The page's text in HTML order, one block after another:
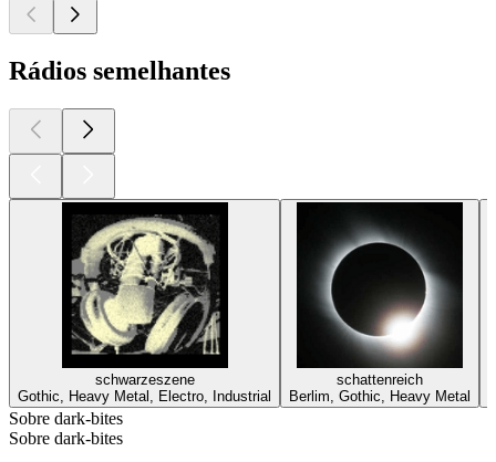
Rádios semelhantes
schwarzeszene
Gothic, Heavy Metal, Electro, Industrial
schattenreich
Berlim, Gothic, Heavy Metal
Sobre dark-bites
Sobre dark-bites